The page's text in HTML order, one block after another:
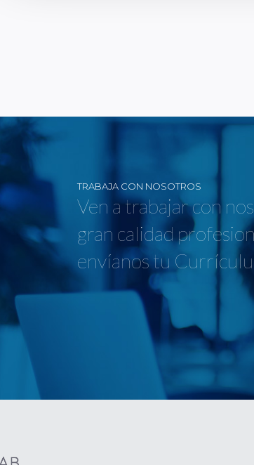
TRABAJA CON NOSOTROS
Ven a trabajar con
gran calidad
envíanos tu